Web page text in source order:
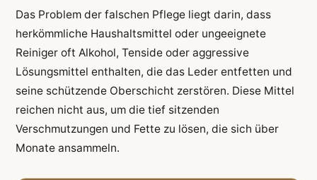
Das Problem der falschen Pflege liegt darin, dass
herkömmliche Haushaltsmittel oder ungeeignete
Reiniger oft Alkohol, Tenside oder aggressive
Lösungsmittel enthalten, die das Leder entfetten und
seine schützende Oberschicht zerstören. Diese Mittel
reichen nicht aus, um die tief sitzenden
Verschmutzungen und Fette zu lösen, die sich über
Monate ansammeln.